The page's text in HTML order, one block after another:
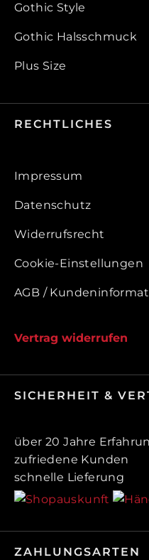
Gothic Style
Gothic Halsschmuck
Plus Size
RECHTLICHES
Impressum
Datenschutz
Widerrufsrecht
Cookie-Einstellungen
AGB /
Vertrag widerrufen
SICHERHEIT &
über 20 Jahre
zufriedene Kunden
schnelle Lieferung
ZAHLUNGSARTEN